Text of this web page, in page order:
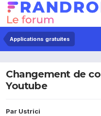
Applications gratuites
Changement de
Youtube
Par Ustrici